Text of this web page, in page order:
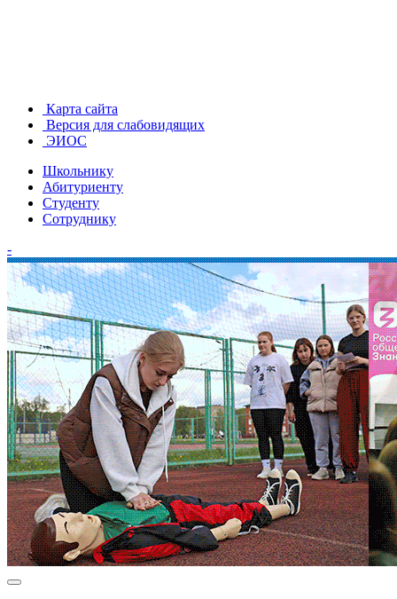
Карта сайта
Версия для слабовидящих
ЭИОС
Школьнику
Абитуриенту
Студенту
Сотруднику
-